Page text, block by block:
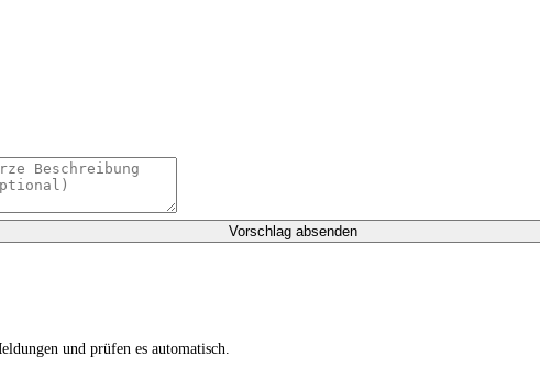
Vorschlag absenden
und prüfen es automatisch.